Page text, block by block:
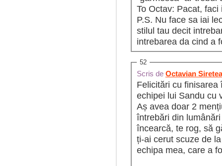
To Octav: Pacat,
P.S. Nu face sa iai
stilul tau decit
intrebarea da cind a
52
Scris de Octavian
Felicitări cu
echipei lui Sandu cu
Aș avea doar 2
întrebări din
încearcă, te rog, să
ți-ai cerut scuze de
echipa mea, care a